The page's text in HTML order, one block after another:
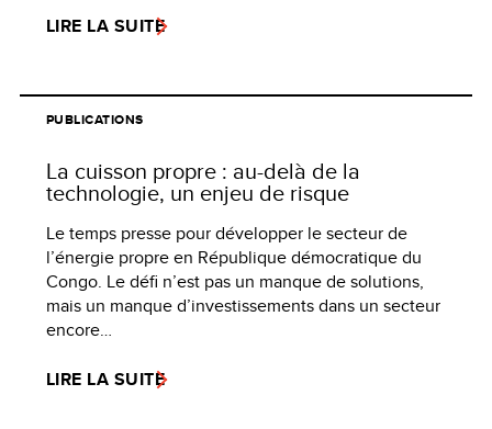
LIRE LA SUITE
PUBLICATIONS
La cuisson propre : au-delà de la
technologie, un enjeu de risque
Le temps presse pour développer le secteur de
l’énergie propre en République démocratique du
Congo. Le défi n’est pas un manque de solutions,
mais un manque d’investissements dans un secteur
encore…
LIRE LA SUITE